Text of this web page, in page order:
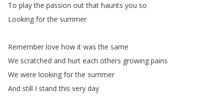
To play the passion out that haunts you so
Looking for the summer
Remember love how it was the same
We scratched and hurt each others growing pains
We were looking for the summer
And still I stand this very day